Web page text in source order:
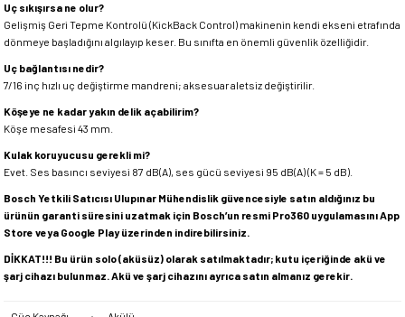
Uç sıkışırsa ne olur?
Gelişmiş Geri Tepme Kontrolü (KickBack Control) makinenin kendi ekseni etrafında
dönmeye başladığını algılayıp keser. Bu sınıfta en önemli güvenlik özelliğidir.
Uç bağlantısı nedir?
7/16 inç hızlı uç değiştirme mandreni; aksesuar aletsiz değiştirilir.
Köşeye ne kadar yakın delik açabilirim?
Köşe mesafesi 43 mm.
Kulak koruyucusu gerekli mi?
Evet. Ses basıncı seviyesi 87 dB(A), ses gücü seviyesi 95 dB(A) (K = 5 dB).
Bosch Yetkili Satıcısı Ulupınar Mühendislik güvencesiyle satın aldığınız bu
ürünün garanti süresini uzatmak için Bosch’un resmi Pro360 uygulamasını App
Store veya Google Play üzerinden indirebilirsiniz.
DİKKAT!!! Bu ürün solo (aküsüz) olarak satılmaktadır; kutu içeriğinde akü ve
şarj cihazı bulunmaz. Akü ve şarj cihazını ayrıca satın almanız gerekir.